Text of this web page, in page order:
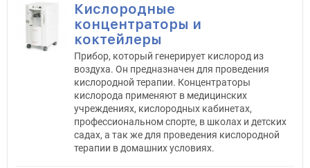
Кислородные
концентраторы и
коктейлеры
Прибор, который генерирует кислород из
воздуха. Он предназначен для проведения
кислородной терапии. Концентраторы
кислорода применяют в медицинских
учреждениях, кислородных кабинетах,
профессиональном спорте, в школах и детских
садах, а так же для проведения кислородной
терапии в домашних условиях.